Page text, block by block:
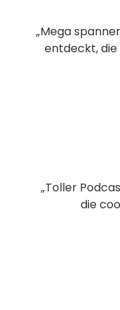
„Mega
entdeckt, die
„Toller
die